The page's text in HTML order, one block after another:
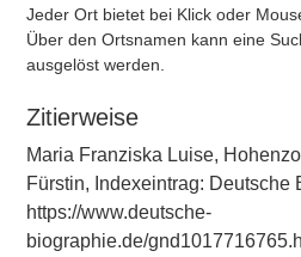
Jeder Ort bietet bei Klick oder
Über den Ortsnamen kann eine
ausgelöst werden.
Zitierweise
Maria Franziska Luise,
Fürstin, Indexeintrag: Deutsche
https://www.deutsche-
biographie.de/